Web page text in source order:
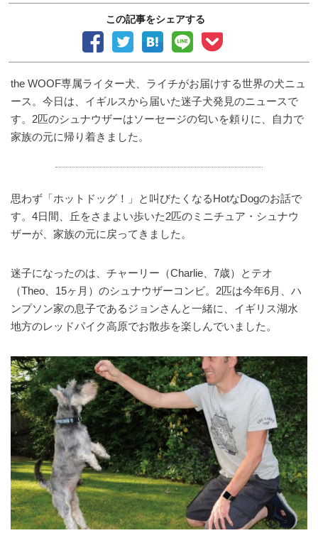
この記事をシェアする
the WOOF専属ライター犬、ライチがお届けする世界の犬ニュ
ース。今日は、イギルスから届いた迷子犬発見のニュースで
す。2匹のシュナウザーはソーセージの匂いを頼りに、自力で
家族の元に帰り着きました。
思わず「ホットドッグ！」と叫びたくなるHotなDogのお話で
す。4日間、丘をさまよい歩いた2匹のミニチュア・シュナウ
ザーが、家族の元に戻ってきました。
迷子になったのは、チャーリー（Charlie、7歳）とテオ
（Theo、15ヶ月）のシュナウザーコンビ。2匹は今年6月、ハ
ンプソン家の息子であるジョンさんと一緒に、イギリス湖水
地方のレッドパイク高原でお散歩を楽しんでいました。